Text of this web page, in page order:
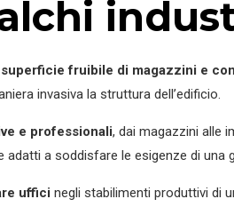
fruibile di magazzini e
invasiva la struttura dell’edificio.
e professionali, dai magazzini alle
a soddisfare le esigenze di una
uffici negli stabilimenti produttivi di